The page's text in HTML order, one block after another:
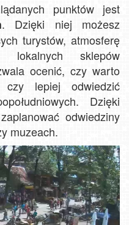
punktów jest
. Dzięki niej możesz
turystów, atmosferę
lokalnych sklepów
ocenić, czy warto
czy lepiej odwiedzić
Dzięki
odwiedziny
muzeach.